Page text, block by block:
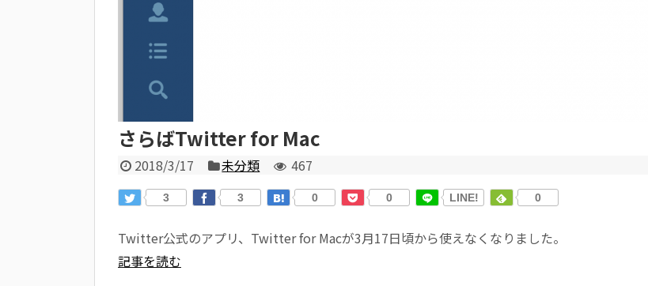
さらばTwitter for Mac
2018/3/17 未分類 467
3 3 0 0 LINE! 0
Twitter公式のアプリ、Twitter for Macが3月17日頃から使えなくなりました。
記事を読む